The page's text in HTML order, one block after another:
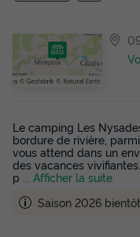
Le camping Les
bordure de rivière,
vous attend dans un
des vacances
p
... Afficher la suite
Saison 2026